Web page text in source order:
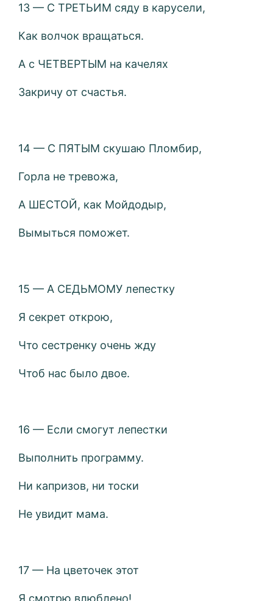
13 — С ТРЕТЬИМ сяду в карусели,
Как волчок вращаться.
А с ЧЕТВЕРТЫМ на качелях
Закричу от счастья.
14 — С ПЯТЫМ скушаю Пломбир,
Горла не тревожа,
А ШЕСТОЙ, как Мойдодыр,
Вымыться поможет.
15 — А СЕДЬМОМУ лепестку
Я секрет открою,
Что сестренку очень жду
Чтоб нас было двое.
16 — Если смогут лепестки
Выполнить программу.
Ни капризов, ни тоски
Не увидит мама.
17 — На цветочек этот